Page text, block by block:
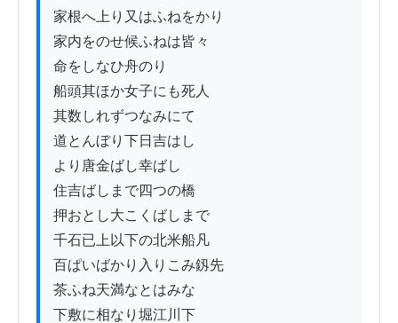
家根へ上り又はふねをかり
家内をのせ候ふねは皆々
命をしなひ舟のり
船頭其ほか女子にも死人
其数しれずつなみにて
道とんぼり下日吉はし
より唐金ばし幸ばし
住吉ばしまで四つの橋
押おとし大こくばしまで
千石已上以下の北米船凡
百ぱいばかり入りこみ釼先
茶ふね天満なとはみな
下敷に相なり堀江川下